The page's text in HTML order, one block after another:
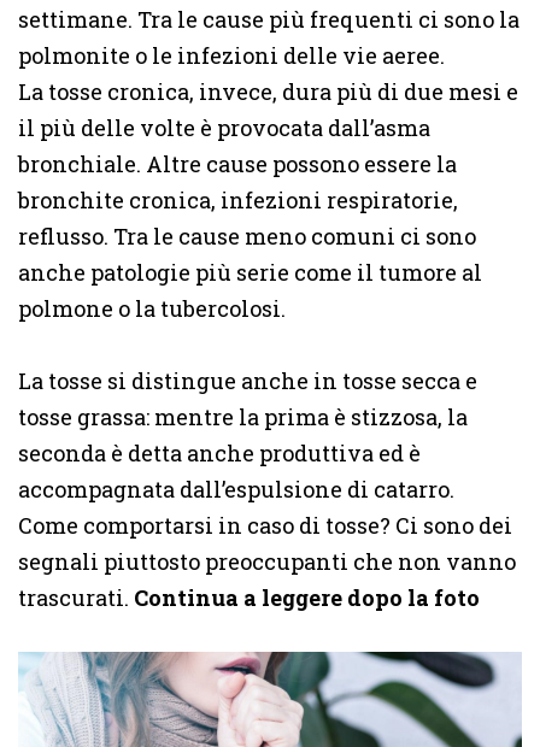
settimane. Tra le cause più frequenti ci sono la
polmonite o le infezioni delle vie aeree.
La tosse cronica, invece, dura più di due mesi e
il più delle volte è provocata dall’asma
bronchiale. Altre cause possono essere la
bronchite cronica, infezioni respiratorie,
reflusso. Tra le cause meno comuni ci sono
anche patologie più serie come il tumore al
polmone o la tubercolosi.
La tosse si distingue anche in tosse secca e
tosse grassa: mentre la prima è stizzosa, la
seconda è detta anche produttiva ed è
accompagnata dall’espulsione di catarro.
Come comportarsi in caso di tosse? Ci sono dei
segnali piuttosto preoccupanti che non vanno
trascurati. Continua a leggere dopo la foto